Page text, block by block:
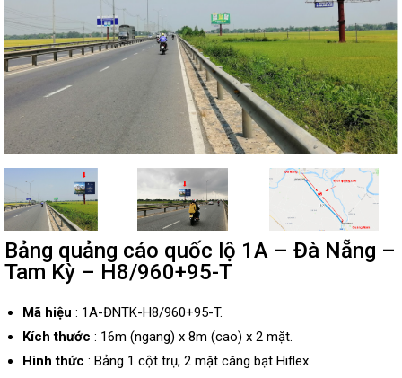
Bảng quảng cáo quốc lộ 1A – Đà Nẵng –
Tam Kỳ – H8/960+95-T
Mã hiệu : 1A-ĐNTK-H8/960+95-T.
Kích thước : 16m (ngang) x 8m (cao) x 2 mặt.
Hình thức : Bảng 1 cột trụ, 2 mặt căng bạt Hiflex.